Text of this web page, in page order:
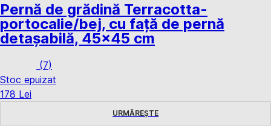
Pernă de grădină Terracotta-
portocalie/bej, cu față de pernă
detașabilă, 45x45 cm
(7)
Stoc epuizat
178 Lei
URMĂREȘTE